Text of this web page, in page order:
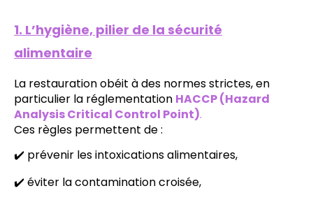
1. L’hygiène, pilier de la sécurité
alimentaire
La restauration obéit à des normes strictes, en
particulier la réglementation HACCP (Hazard
Analysis Critical Control Point).
Ces règles permettent de :
✔️ prévenir les intoxications alimentaires,
✔️ éviter la contamination croisée,